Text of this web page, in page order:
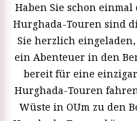
Haben Sie schon
Hurghada-Touren sind
Sie herzlich
ein Abenteuer in den
bereit für eine
Hurghada-Touren
Wüste in OUm zu den